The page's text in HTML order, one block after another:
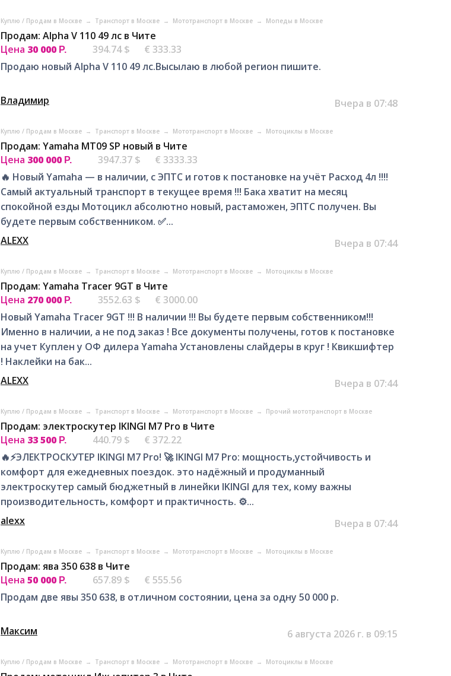
Куплю / Продам в Москве → Транспорт в Москве → Мототранспорт в Москве → Мопеды в Москве
Продам: Alpha V 110 49 лс в Чите
Цена 30 000 Р. 394.74 $
€ 333.33
Продаю новый Alpha V 110 49 лс.Высылаю в любой регион пишите.
Владимир Вчера в 07:48
Куплю / Продам в Москве → Транспорт в Москве → Мототранспорт в Москве → Мотоциклы в Москве
Продам: Yamaha MT09 SP новый в Чите
Цена 300 000 Р. 3947.37 $
€ 3333.33
🔥 Новый Yamaha — в наличии, с ЭПТС и готов к постановке на учёт Расход 4л !!!!
Самый актуальный транспорт в текущее время !!! Бака хватит на месяц
спокойной езды Мотоцикл абсолютно новый, растаможен, ЭПТС получен. Вы
будете первым собственником. ✅...
ALEXX
Вчера в 07:44
Куплю / Продам в Москве → Транспорт в Москве → Мототранспорт в Москве → Мотоциклы в Москве
Продам: Yamaha Tracer 9GT в Чите
Цена 270 000 Р. 3552.63 $
€ 3000.00
Новый Yamaha Tracer 9GT !!! В наличии !!! Вы будете первым собственником!!!
Именно в наличии, а не под заказ ! Все документы получены, готов к постановке
на учет Куплен у ОФ дилера Yamaha Установлены слайдеры в круг ! Квикшифтер
! Наклейки на бак...
ALEXX
Вчера в 07:44
Куплю / Продам в Москве → Транспорт в Москве → Мототранспорт в Москве → Прочий мототранспорт в Москве
Продам: электроскутер IKINGI M7 Pro в Чите
Цена 33 500 Р. 440.79 $
€ 372.22
🔥⚡ЭЛЕКТРОСКУТЕР IKINGI М7 Pro! 🚀 IKINGI М7 Pro: мощность,устойчивость и
комфорт для ежедневных поездок. это надёжный и продуманный
электроскутер самый бюджетный в линейки IKINGI для тех, кому важны
производительность, комфорт и практичность. ⚙️...
alexx
Вчера в 07:44
Куплю / Продам в Москве → Транспорт в Москве → Мототранспорт в Москве → Мотоциклы в Москве
Продам: ява 350 638 в Чите
Цена 50 000 Р. 657.89 $
€ 555.56
Продам две явы 350 638, в отличном состоянии, цена за одну 50 000 р.
Максим 6 августа 2026 г. в 09:15
Куплю / Продам в Москве → Транспорт в Москве → Мототранспорт в Москве → Мотоциклы в Москве